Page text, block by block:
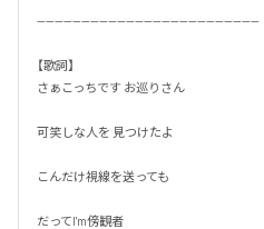
--------------------------------------------------
【歌詞】
さぁこっちです お巡りさん
可笑しな人を 見つけたよ
こんだけ視線を送っても
だってI'm傍観者